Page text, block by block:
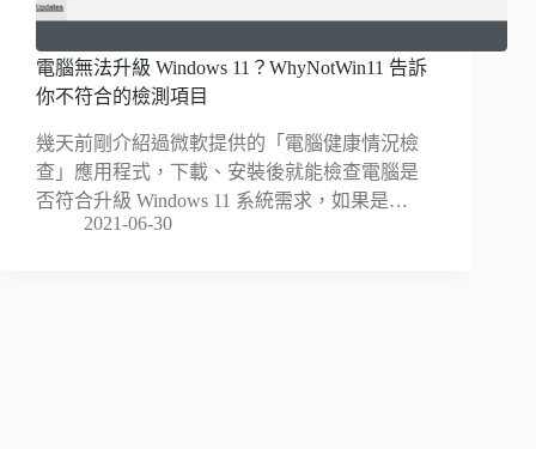
電腦無法升級 Windows 11？WhyNotWin11 告訴
你不符合的檢測項目
幾天前剛介紹過微軟提供的「電腦健康情況檢
查」應用程式，下載、安裝後就能檢查電腦是
否符合升級 Windows 11 系統需求，如果是…
2021-06-30